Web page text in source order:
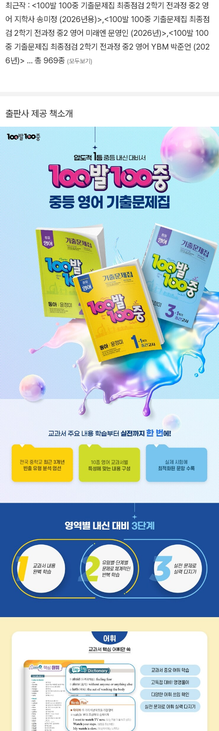
최근작 : <100발 100중 기출문제집 최종점검 2학기 전과정 중2 영
어 지학사 송미정 (2026년용)>,<100발 100중 기출문제집 최종점
검 2학기 전과정 중2 영어 미래엔 문영인 (2026년)>,<100발 100
중 기출문제집 최종점검 2학기 전과정 중2 영어 YBM 박준언 (202
6년)> … 총 969종 (모두보기)
출판사 제공 책소개